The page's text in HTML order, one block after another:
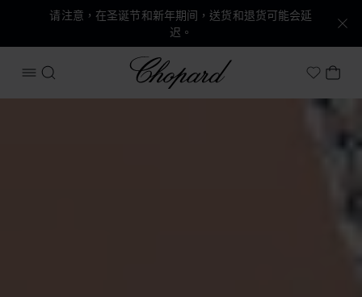
请注意，在圣诞节和新年期间，送货和退货可能会延
迟。
打开菜单
搜索 Chopard My我